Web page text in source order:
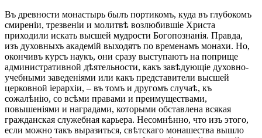
Въ древности монастырь былъ портикомъ, куда въ глубокомъ
смиреніи, трезвеніи и молитвѣ возлюбившіе Христа
приходили искать высшей мудрости Богопознанія. Правда,
изъ духовныхъ академій выходятъ по временамъ монахи. Но,
окончивъ курсъ наукъ, они сразу выступаютъ на поприще
административной дѣятельности, какъ завѣдующіе духовно-
учебными заведеніями или какъ представители высшей
церковной іерархіи, – въ томъ и другомъ случаѣ, къ
сожалѣнію, со всѣми правами и преимуществами,
повышеніями и наградами, которыми обставлена всякая
гражданская служебная карьера. Несомнѣнно, что изъ этого,
если можно такъ выразиться, свѣтскаго монашества вышло